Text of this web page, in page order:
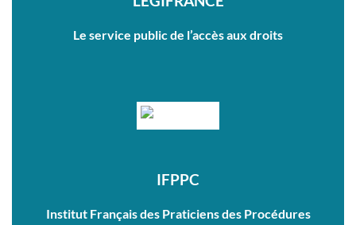
Le service public de l’accès aux droits
IFPPC
Institut Français des Praticiens des Procédures